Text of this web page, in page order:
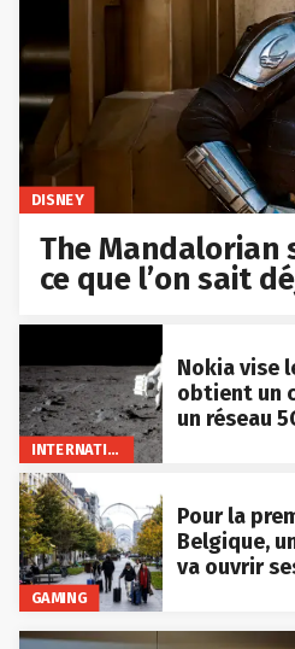
DISNEY
The Mandalorian
ce que l’on sait
INTERNATIONAL
Nokia vise
obtient un
un réseau
GAMING
Pour la
Belgique,
va ouvrir